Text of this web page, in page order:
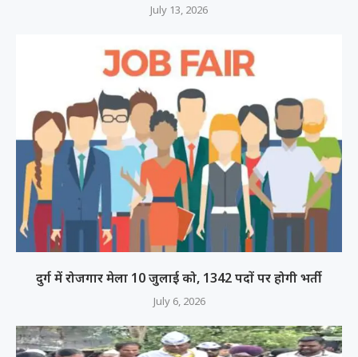
July 13, 2026
दुर्ग में रोजगार मेला 10 जुलाई को, 1342 पदों पर होगी भर्ती
July 6, 2026